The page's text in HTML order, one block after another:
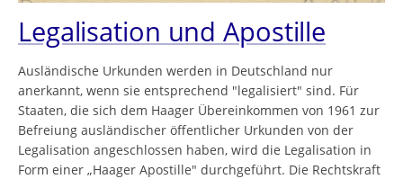
Legalisation und Apostille
Ausländische Urkunden werden in Deutschland nur
anerkannt, wenn sie entsprechend "legalisiert" sind. Für
Staaten, die sich dem Haager Übereinkommen von 1961 zur
Befreiung ausländischer öffentlicher Urkunden von der
Legalisation angeschlossen haben, wird die Legalisation in
Form einer „Haager Apostille" durchgeführt. Die Rechtskraft